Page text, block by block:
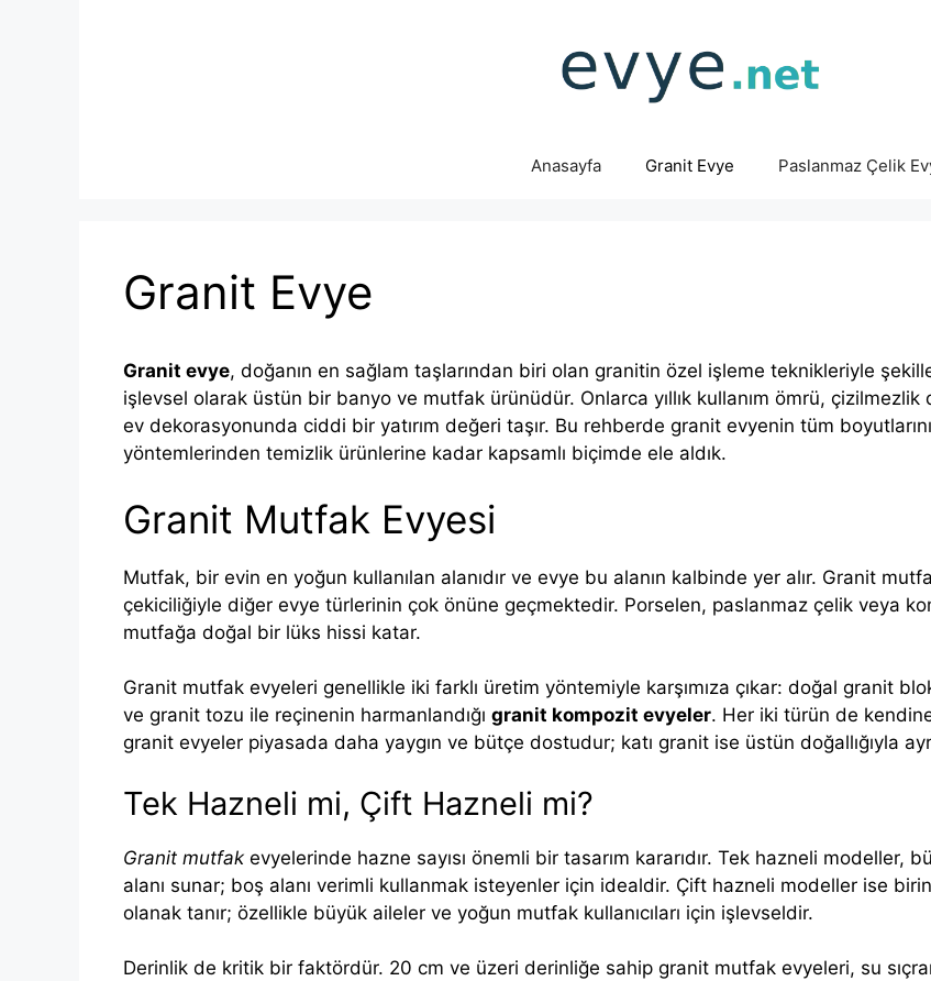
Anasayfa Granit Evye Paslanmaz Çelik
Granit Evye
Granit evye, doğanın en sağlam taşlarından biri olan granitin özel işleme teknikleriyle
işlevsel olarak üstün bir banyo ve mutfak ürünüdür. Onlarca yıllık kullanım ömrü,
ev dekorasyonunda ciddi bir yatırım değeri taşır. Bu rehberde granit evyenin tüm
yöntemlerinden temizlik ürünlerine kadar kapsamlı biçimde ele aldık.
Granit Mutfak Evyesi
Mutfak, bir evin en yoğun kullanılan alanıdır ve evye bu alanın kalbinde yer alır. Granit
çekiciliğiyle diğer evye türlerinin çok önüne geçmektedir. Porselen, paslanmaz çelik veya
mutfağa doğal bir lüks hissi katar.
Granit mutfak evyeleri genellikle iki farklı üretim yöntemiyle karşımıza çıkar: doğal granit
ve granit tozu ile reçinenin harmanlandığı granit kompozit evyeler. Her iki türün de
granit evyeler piyasada daha yaygın ve bütçe dostudur; katı granit ise üstün doğallığıyla
Tek Hazneli mi, Çift Hazneli mi?
Granit mutfak evyelerinde hazne sayısı önemli bir tasarım kararıdır. Tek hazneli modeller,
alanı sunar; boş alanı verimli kullanmak isteyenler için idealdir. Çift hazneli modeller ise
olanak tanır; özellikle büyük aileler ve yoğun mutfak kullanıcıları için işlevseldir.
Derinlik de kritik bir faktördür. 20 cm ve üzeri derinliğe sahip granit mutfak evyeleri, su